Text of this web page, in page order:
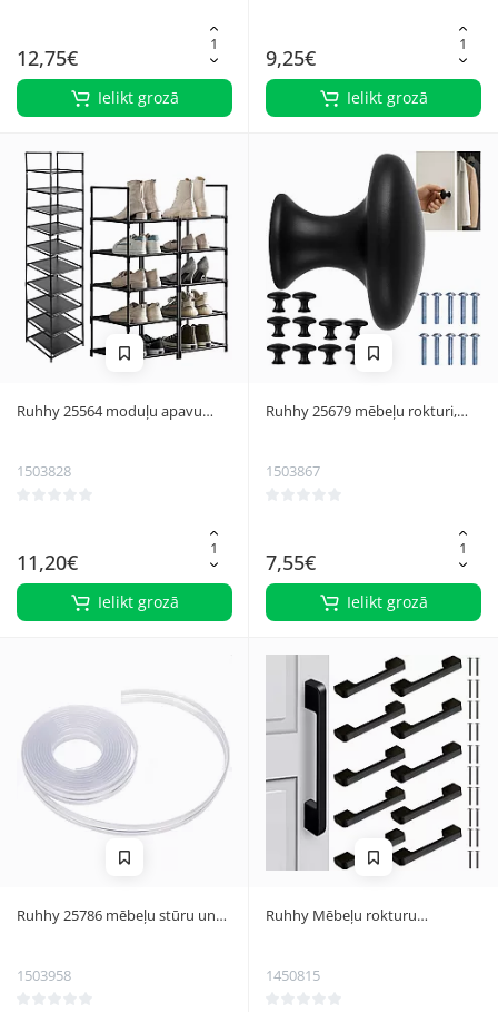
12,75€
Ielikt grozā
9,25€
Ielikt grozā
Ruhhy 25564 moduļu apavu
1503828
11,20€
Ielikt grozā
Ruhhy 25679 mēbeļu rokturi,
1503867
7,55€
Ielikt grozā
Ruhhy 25786 mēbeļu stūru un
1503958
Ruhhy Mēbeļu rokturu
1450815